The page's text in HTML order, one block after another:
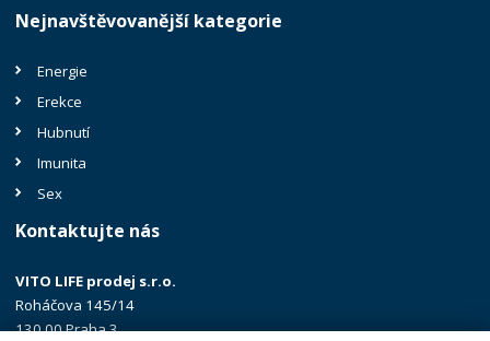
Nejnavštěvovanější kategorie
Energie
Erekce
Hubnutí
Imunita
Sex
Kontaktujte nás
VITO LIFE prodej s.r.o.
Roháčova 145/14
130 00 Praha 3